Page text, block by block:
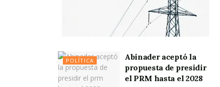
POLÍTICA
Abinader aceptó la
propuesta de presidir
el PRM hasta el 2028